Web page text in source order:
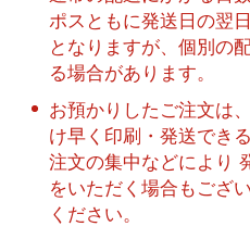
ポスともに発送日の翌
となりますが、個別の
る場合があります。
お預かりしたご注文は
け早く印刷・発送でき
注文の集中などにより
をいただく場合もござ
ください。